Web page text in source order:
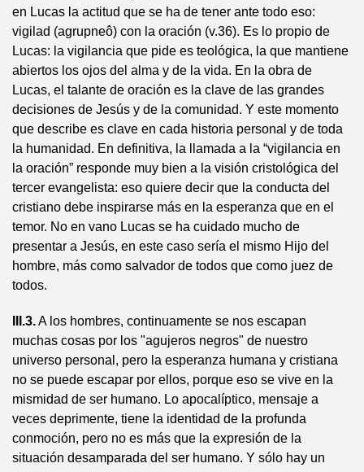
en Lucas la actitud que se ha de tener ante todo eso:
vigilad (agrupneô) con la oración (v.36). Es lo propio de
Lucas: la vigilancia que pide es teológica, la que mantiene
abiertos los ojos del alma y de la vida. En la obra de
Lucas, el talante de oración es la clave de las grandes
decisiones de Jesús y de la comunidad. Y este momento
que describe es clave en cada historia personal y de toda
la humanidad. En definitiva, la llamada a la “vigilancia en
la oración” responde muy bien a la visión cristológica del
tercer evangelista: eso quiere decir que la conducta del
cristiano debe inspirarse más en la esperanza que en el
temor. No en vano Lucas se ha cuidado mucho de
presentar a Jesús, en este caso sería el mismo Hijo del
hombre, más como salvador de todos que como juez de
todos.
III.3.A los hombres, continuamente se nos escapan
muchas cosas por los "agujeros negros" de nuestro
universo personal, pero la esperanza humana y cristiana
no se puede escapar por ellos, porque eso se vive en la
mismidad de ser humano. Lo apocalíptico, mensaje a
veces deprimente, tiene la identidad de la profunda
conmoción, pero no es más que la expresión de la
situación desamparada del ser humano. Y sólo hay un